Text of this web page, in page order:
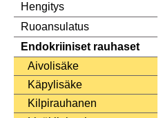
Hengitys
Ruoansulatus
Endokriiniset rauhaset
Aivolisäke
Käpylisäke
Kilpirauhanen